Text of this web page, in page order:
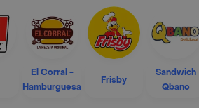
El Corral -
Hamburguesa
Frisby
Sandwich
Qbano